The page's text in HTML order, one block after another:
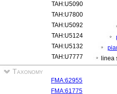
TAH:U5090
TAH:U7800
TAH:U5092
TAH:U5124
TAH:U5132
TAH:U7777
linea
Taxonomy
FMA:62955
FMA:61775